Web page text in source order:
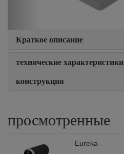
Краткое описание
технические характеристики
конструкция
просмотренные
Eureka